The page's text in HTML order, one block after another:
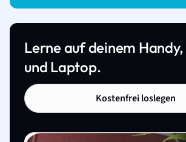
Lerne auf deinem
und Laptop.
Kostenfrei loslegen